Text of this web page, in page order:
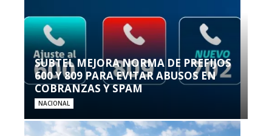
SUBTEL MEJORA NORMA DE PREFIJOS
600 Y 809 PARA EVITAR ABUSOS EN
COBRANZAS Y SPAM
NACIONAL